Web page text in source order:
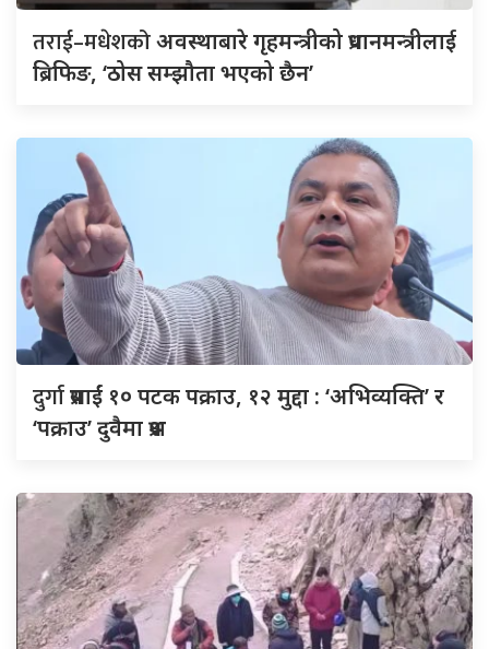
तराई–मधेशकोअवस्थाबारे गृहमन्त्रीको प्रधानमन्त्रीलाई
ब्रिफिङ, ‘ठोस सम्झौता भएको छैन’
दुर्गाप्रसाईं १० पटक पक्राउ, १२ मुद्दा : ‘अभिव्यक्ति’ र
‘पक्राउ’ दुवैमा प्रश्न